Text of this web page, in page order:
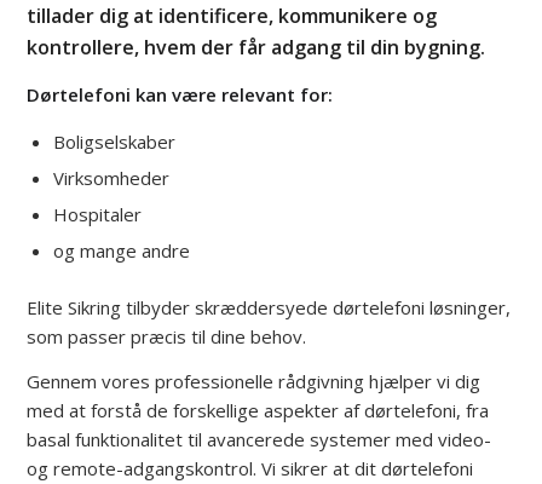
tillader dig at identificere, kommunikere og
kontrollere, hvem der får adgang til din bygning.
Dørtelefoni kan være relevant for:
Boligselskaber
Virksomheder
Hospitaler
og mange andre
Elite Sikring tilbyder skræddersyede dørtelefoni løsninger,
som passer præcis til dine behov.
Gennem vores professionelle rådgivning hjælper vi dig
med at forstå de forskellige aspekter af dørtelefoni, fra
basal funktionalitet til avancerede systemer med video-
og remote-adgangskontrol. Vi sikrer at dit dørtelefoni